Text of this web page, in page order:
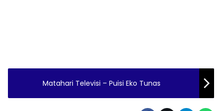
Matahari Televisi – Puisi Eko Tunas